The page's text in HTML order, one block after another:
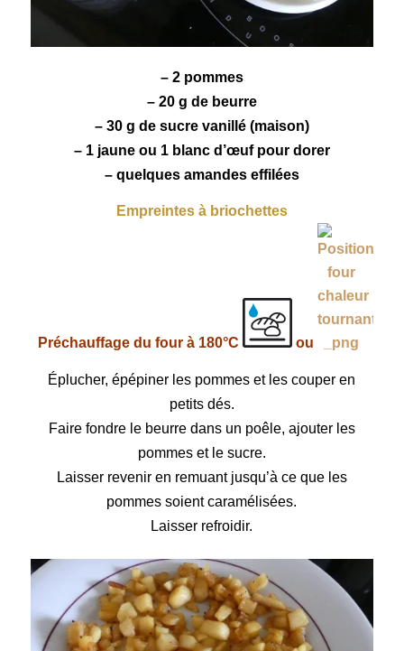
– 2 pommes
– 20 g de beurre
– 30 g de sucre vanillé (maison)
– 1 jaune ou 1 blanc d’œuf pour dorer
– quelques amandes effilées
Empreintes à briochettes
Préchauffage du four à 180°C ou
Éplucher, épépiner les pommes et les couper en
petits dés.
Faire fondre le beurre dans un poêle, ajouter les
pommes et le sucre.
Laisser revenir en remuant jusqu’à ce que les
pommes soient caramélisées.
Laisser refroidir.